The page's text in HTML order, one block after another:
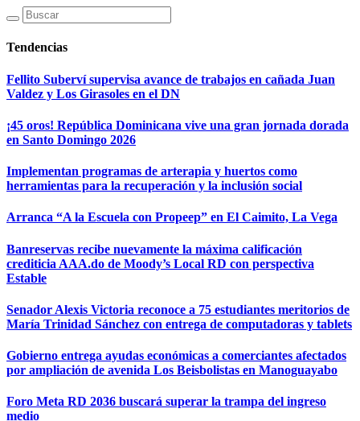
Tendencias
Fellito Suberví supervisa avance de trabajos en cañada Juan
Valdez y Los Girasoles en el DN
¡45 oros! República Dominicana vive una gran jornada dorada
en Santo Domingo 2026
Implementan programas de arterapia y huertos como
herramientas para la recuperación y la inclusión social
Arranca “A la Escuela con Propeep” en El Caimito, La Vega
Banreservas recibe nuevamente la máxima calificación
crediticia AAA.do de Moody’s Local RD con perspectiva
Estable
Senador Alexis Victoria reconoce a 75 estudiantes meritorios de
María Trinidad Sánchez con entrega de computadoras y tablets
Gobierno entrega ayudas económicas a comerciantes afectados
por ampliación de avenida Los Beisbolistas en Manoguayabo
Foro Meta RD 2036 buscará superar la trampa del ingreso
medio